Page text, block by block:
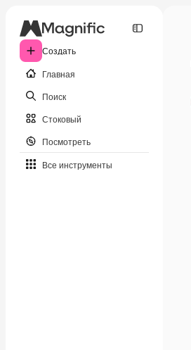
Создать
Главная
Поиск
Стоковый
Посмотреть
Все инструменты